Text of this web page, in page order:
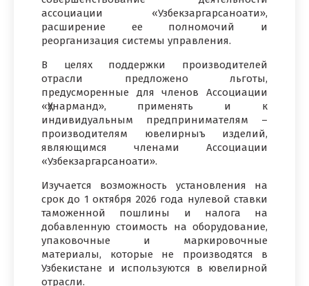
ассоциации «Узбекзаргарсаноати»,
расширение ее полномочий и
реорганизация системы управления.
В целях поддержки производителей
отрасли предложено льготы,
предусморенные для членов Ассоциации
«Ҳунарманд», применять и к
индивидуальным предпринимателям –
производителям ювелирныъ изделий,
являющимся членами Ассоциации
«Узбекзаргарсаноати».
Изучается возможность установления на
срок до 1 октября 2026 года нулевой ставки
таможенной пошлины и налога на
добавленную стоимость на оборудование,
упаковочные и маркировочные
материалы, которые не производятся в
Узбекистане и используются в ювелирной
отрасли.